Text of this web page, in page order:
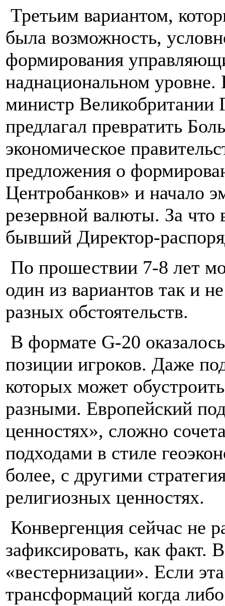
Третьим вариантом,
была возможность,
формирования
наднациональном
министр Великобритании
предлагал превратить
экономическое
предложения о
Центробанков» и начало
резервной валюты. За что
бывший Директор-
По прошествии 7-8 лет
один из вариантов так и
разных обстоятельств.
В формате G-20
позиции игроков. Даже
которых может
разными. Европейский
ценностях», сложно
подходами в стиле
более, с другими
религиозных ценностях.
Конвергенция сейчас не
зафиксировать, как факт.
«вестернизации». Если
трансформаций когда